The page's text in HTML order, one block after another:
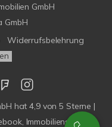
GmbH
GmbH
Widerrufsbelehrung
hat4,9von5 Sterne |
Immobilienscout,